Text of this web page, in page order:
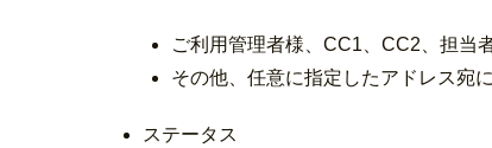
ご利用管理者様、CC1、CC2、担当
その他、任意に指定したアドレス宛
ステータス